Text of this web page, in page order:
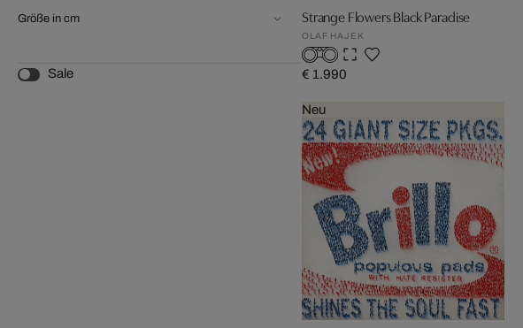
Größe in cm
Sale
Strange Flowers Black Paradise
OLAF HAJEK
€ 1.990
Neu